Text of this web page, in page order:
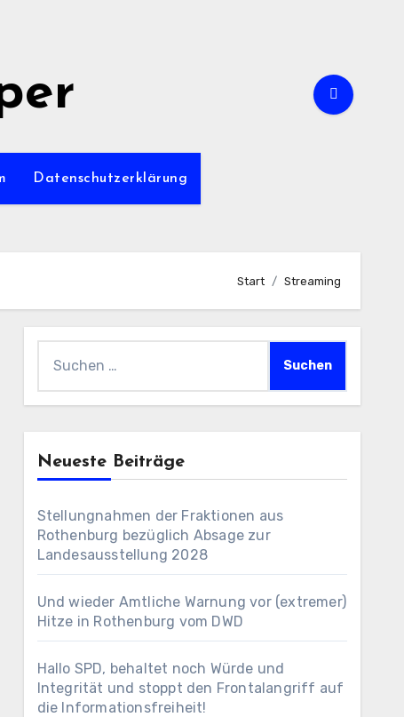
Datenschutzerklärung
Start Streaming
nach:
Neueste Beiträge
Stellungnahmen der Fraktionen aus
Rothenburg bezüglich Absage zur
Landesausstellung 2028
Und wieder Amtliche Warnung vor (extremer)
Hitze in Rothenburg vom DWD
Hallo SPD, behaltet noch Würde und
Integrität und stoppt den Frontalangriff auf
die Informationsfreiheit!